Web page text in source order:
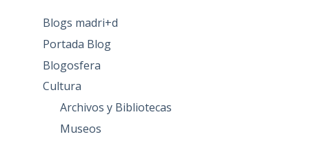
Blogs madri+d
Portada Blog
Blogosfera
Cultura
Archivos y Bibliotecas
Museos